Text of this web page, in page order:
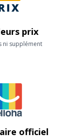
prix
ni supplément
officiel